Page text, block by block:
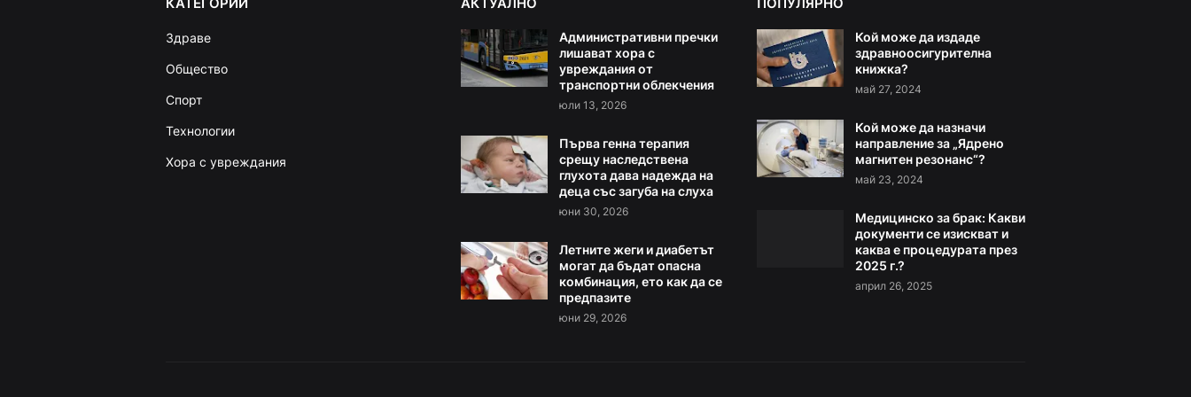
КАТЕГОРИИ
Здраве
Общество
Спорт
Технологии
Хора с увреждания
АКТУАЛНО
Административни пречки
лишават хора с
увреждания от
транспортни облекчения
юли 13, 2026
Първа генна терапия
срещу наследствена
глухота дава надежда на
деца със загуба на слуха
юни 30, 2026
Летните жеги и диабетът
могат да бъдат опасна
комбинация, ето как да се
предпазите
юни 29, 2026
ПОПУЛЯРНО
Кой може да издаде
здравноосигурителна
книжка?
май 27, 2024
Кой може да назначи
направление за „Ядрено
магнитен резонанс“?
май 23, 2024
Медицинско за брак: Какви
документи се изискват и
каква е процедурата през
2025 г.?
април 26, 2025